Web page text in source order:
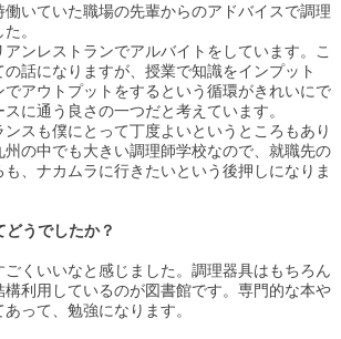
いていた職場の先輩からのアドバイスで調理
。
ンレストランでアルバイトをしています。こ
話になりますが、授業で知識をインプット
でアウトプットをするという循環がきれいにで
に通う良さの一つだと考えています。
スも僕にとって丁度よいというところもあり
州の中でも大きい調理師学校なので、就職先の
、ナカムラに行きたいという後押しになりま
うでしたか？
くいいなと感じました。調理器具はもちろん
構利用しているのが図書館です。専門的な本や
って、勉強になります。